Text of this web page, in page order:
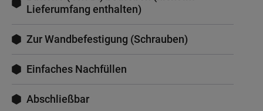
Lieferumfang enthalten)
Zur Wandbefestigung (Schrauben)
Einfaches Nachfüllen
Abschließbar